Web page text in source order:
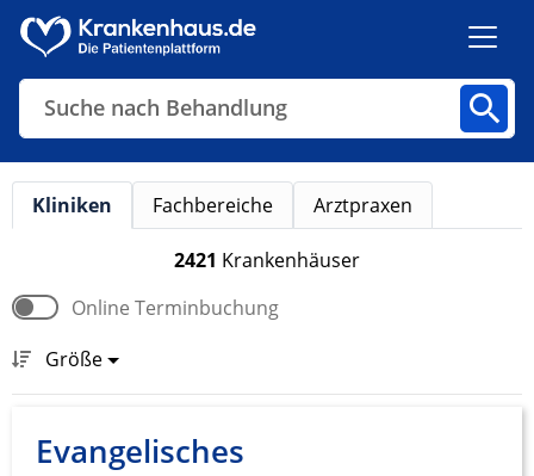
Suche nach Behandlung
Kliniken Fachbereiche Arztpraxen
2421 Krankenhäuser
Online Terminbuchung
Größe
Evangelisches